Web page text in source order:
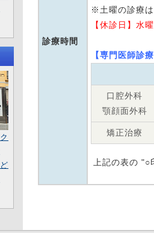
診療時間
※土曜の診療
【休診日】水
【専門医師診
口腔外科
顎顔面外科
矯正治療
上記の表の